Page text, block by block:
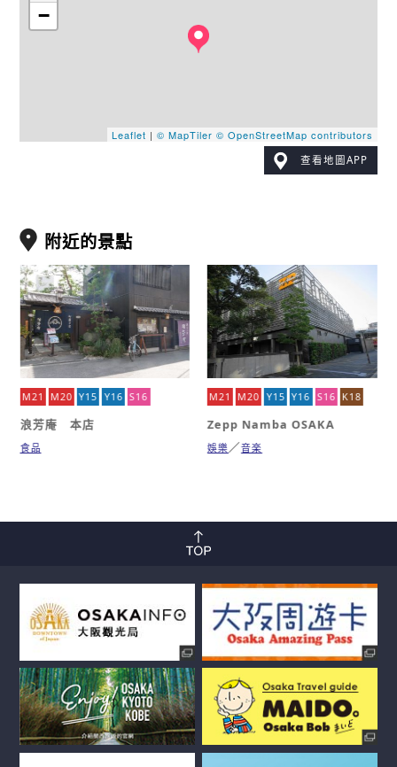
−
Leaflet | © MapTiler © OpenStreetMap contributors
查看地圖APP
附近的景點
M21 M20 Y15 Y16 S16
浪芳庵 本店
食品
M21 M20 Y15 Y16 S16 K18
Zepp Namba OSAKA
娛樂 音楽